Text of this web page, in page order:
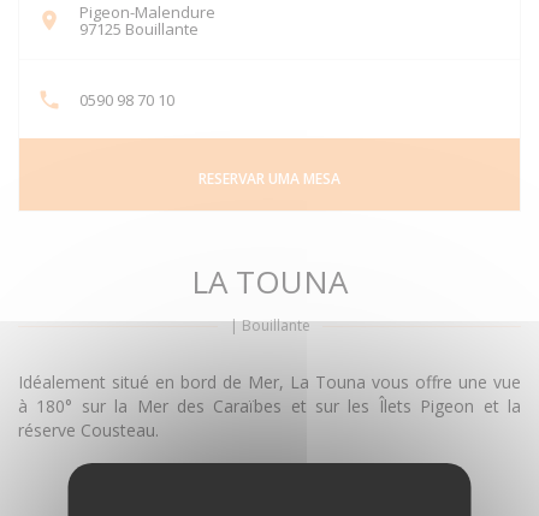
Pigeon-Malendure
97125 Bouillante
0590 98 70 10
RESERVAR UMA MESA
LA TOUNA
|Bouillante
Idéalement situé en bord de Mer, La Touna vous offre une vue
à 180° sur la Mer des Caraïbes et sur les Îlets Pigeon et la
réserve Cousteau.